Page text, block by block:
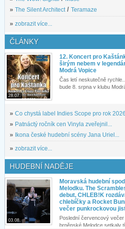
» The Silent Architect/ Teramaze
» zobrazit více...
ČLÁNKY
28.07.
12. Koncert pro
širým nebem v
Modrá Vopice
Čas letí neskutečně
bude 8. srpna v klubu
» Co chystá label Indies Scope pro rok
» Patnáctý ročník cen Vinyla zveřejnil...
» Ikona české hudební scény Jana Uriel...
» zobrazit více...
HUDEBNÍ NADĚJE
03.08.
Moravská hudební
Melodku. The
debut, CHLEB!K
chlebíčky a Rocket
večer punkrockovou
Poslední červencový večer
brněnské Melodce setkaly